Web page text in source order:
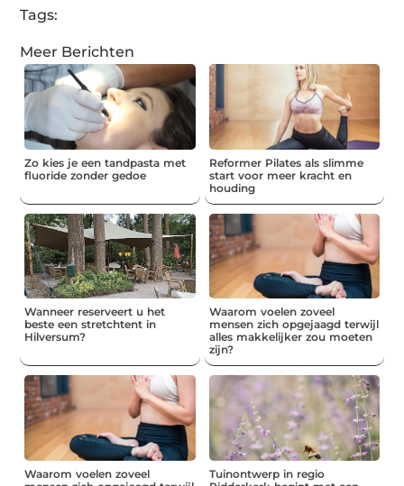
Tags:
Meer Berichten
Zo kies je een tandpasta met
fluoride zonder gedoe
Reformer Pilates als slimme
start voor meer kracht en
houding
Wanneer reserveert u het
beste een stretchtent in
Hilversum?
Waarom voelen zoveel
mensen zich opgejaagd terwijl
alles makkelijker zou moeten
zijn?
Waarom voelen zoveel
Tuinontwerp in regio